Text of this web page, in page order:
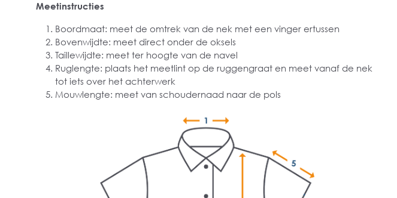
Meetinstructies
Boordmaat: meet de omtrek van de nek met een vinger ertussen
Bovenwijdte: meet direct onder de oksels
Taillewijdte: meet ter hoogte van de navel
Ruglengte: plaats het meetlint op de ruggengraat en meet vanaf de nek
tot iets over het achterwerk
Mouwlengte: meet van schoudernaad naar de pols